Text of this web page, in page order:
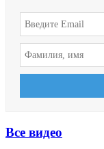
Все видео